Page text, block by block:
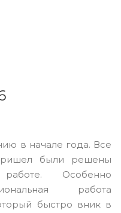
в начале года. Все
были решены
Особенно
работа
быстро вник в